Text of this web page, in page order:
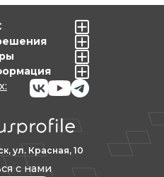
ул. Красная, 10
с нами